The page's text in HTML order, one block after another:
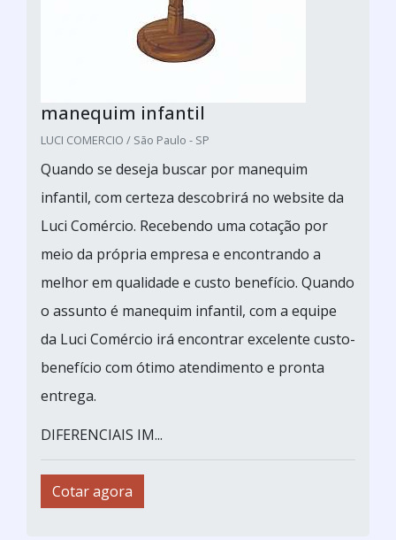
manequim infantil
LUCI COMERCIO / São Paulo - SP
Quando se deseja buscar por manequim
infantil, com certeza descobrirá no website da
Luci Comércio. Recebendo uma cotação por
meio da própria empresa e encontrando a
melhor em qualidade e custo benefício. Quando
o assunto é manequim infantil, com a equipe
da Luci Comércio irá encontrar excelente custo-
benefício com ótimo atendimento e pronta
entrega.
DIFERENCIAIS IM...
Cotar agora